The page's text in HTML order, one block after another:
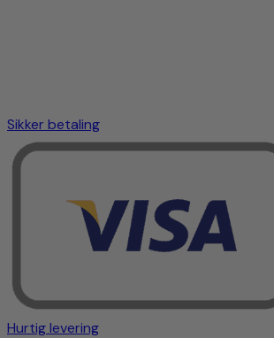
Sikker betaling
Hurtig levering